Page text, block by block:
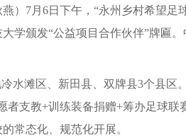
7月6日下午，“永州乡村希望足
学颁发“公益项目合作伙伴”牌匾
水滩区、新田县、双牌县3个县
支教+训练装备捐赠+筹办足球
常态化、规范化开展。